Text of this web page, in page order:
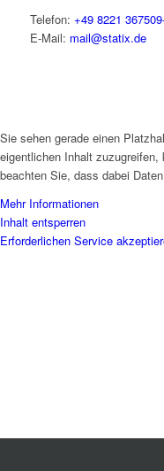
Telefon: +49 8221
E-Mail: mail@statix.de
Sie sehen gerade einen
eigentlichen Inhalt
beachten Sie, dass dabei
Mehr Informationen
Inhalt entsperren
Erforderlichen Service